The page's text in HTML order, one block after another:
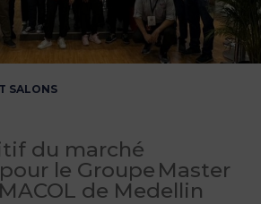
SALONS
du marché
le Groupe Master
de Medellin